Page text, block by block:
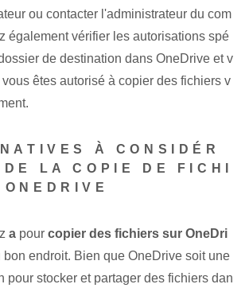
ou contacter l'administrateur du com
également vérifier les autorisations spé
de destination dans OneDrive et v
êtes autorisé à copier des fichiers v
À CONSIDÉR
DE LA COPIE DE FICHI
a pour copier des fichiers sur OneDri
bon endroit. Bien que OneDrive soit une
pour stocker et partager des fichiers dan